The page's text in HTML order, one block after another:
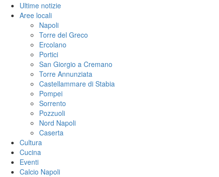
Ultime notizie
Aree locali
Napoli
Torre del Greco
Ercolano
Portici
San Giorgio a Cremano
Torre Annunziata
Castellammare di Stabia
Pompei
Sorrento
Pozzuoli
Nord Napoli
Caserta
Cultura
Cucina
Eventi
Calcio Napoli